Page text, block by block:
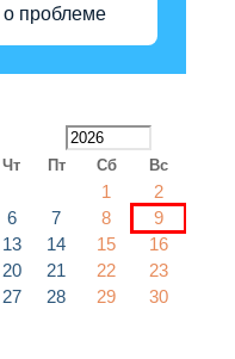
о проблеме
Чт Пт Сб
Вс
1 2
6 7 8 9
13 14 15 16
20 21 22 23
27 28 29 30